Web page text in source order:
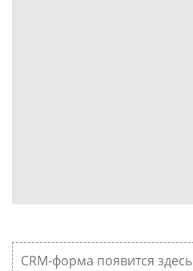
CRM-форма появится здесь